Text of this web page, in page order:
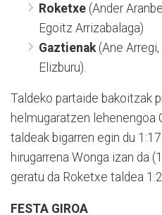
Roketxe (Ander
Egoitz Arrizabalaga)
Gaztienak (Ane
Elizburu).
Taldeko partaide bakoitzak
helmugaratzen lehenengoa
taldeak bigarren egin du
hirugarrena Wonga izan da
geratu da Roketxe taldea
FESTA GIROA